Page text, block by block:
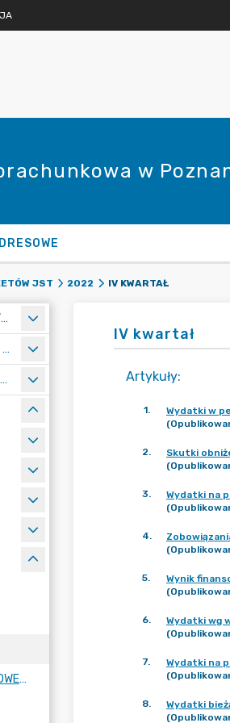
w
JST 2022 IV KWARTAŁ
REGIONALNA IZBA OBRACHUNKOWA W POZNANIU
DZIAŁALNOŚĆ REGIONALNEJ IZBY OBRACHUNKOWEJ W POZNANIU
RAMOWY PLAN PRACY I SPRAWOZDANIA Z DZIAŁALNOŚCI IZBY
ANALIZA KONDYCJI FINANSOWEJ JST ZA 2022 R
IV kwartał
Artykuły:
1.
Wydatki w
2.
Skutki
3.
Wydatki na
4.
5.
Wynik
6.
Wydatki wg
7.
Wydatki na
8.
Wydatki